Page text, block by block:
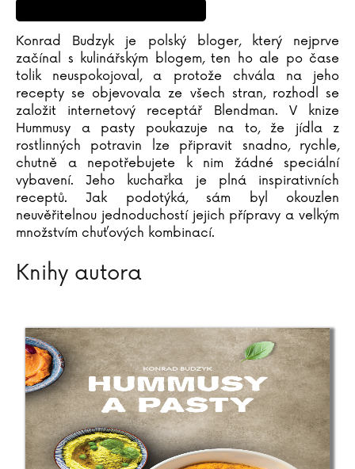
Adrian Besley
Laurent Binet
Judy Blumeová
Emil Boček
Paula Bossio
Katja Brandisová
Richard Branson
Sara Brezzi
Otakar Brousek ml.
Marie Bruce
Christiane Brüning
Konrad Budzyk
Juan Maneru Cámara
Vito Capezzuto
Claudia Carlsová
Chris Carter
Manlio Castagna
Ismael Barriguete Castro
Liou Cch´-sin (1)
Konrad Budzyk je polský bloger, který nejprve
začínal s kulinářským blogem, ten ho ale po čase
tolik neuspokojoval, a protože chvála na jeho
recepty se objevovala ze všech stran, rozhodl se
založit internetový receptář Blendman. V knize
Hummusy a pasty poukazuje na to, že jídla z
rostlinných potravin lze připravit snadno, rychle,
chutně a nepotřebujete k nim žádné speciální
vybavení. Jeho kuchařka je plná inspirativních
receptů. Jak podotýká, sám byl okouzlen
neuvěřitelnou jednoduchostí jejich přípravy a velkým
množstvím chuťových kombinací.
Knihy autora